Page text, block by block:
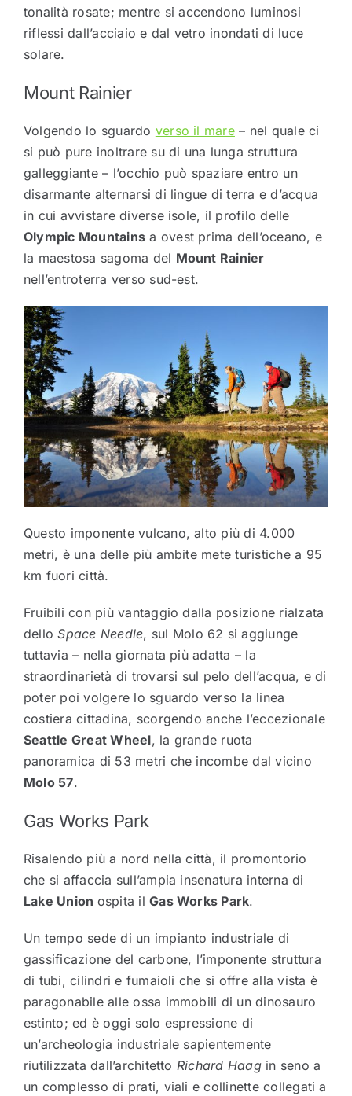
tonalità rosate; mentre si accendono luminosi
riflessi dall’acciaio e dal vetro inondati di luce
solare.
Mount Rainier
Volgendo lo sguardo verso il mare– nel quale ci
si può pure inoltrare su di una lunga struttura
galleggiante – l’occhio può spaziare entro un
disarmante alternarsi di lingue di terra e d’acqua
in cui avvistare diverse isole, il profilo delle
Olympic Mountains a ovest prima dell’oceano, e
la maestosa sagoma del Mount Rainier
nell’entroterra verso sud-est.
Questo imponente vulcano, alto più di 4.000
metri, è una delle più ambite mete turistiche a 95
km fuori città.
Fruibili con più vantaggio dalla posizione rialzata
delloSpace Needle, sul Molo 62 si aggiunge
tuttavia – nella giornata più adatta – la
straordinarietà di trovarsi sul pelo dell’acqua, e di
poter poi volgere lo sguardo verso la linea
costiera cittadina, scorgendo anche l’eccezionale
Seattle Great Wheel, la grande ruota
panoramica di 53 metri che incombe dal vicino
Molo 57.
Gas Works Park
Risalendo più a nord nella città, il promontorio
che si affaccia sull’ampia insenatura interna di
Lake Union ospita ilGas Works Park.
Un tempo sede di un impianto industriale di
gassificazione del carbone, l’imponente struttura
di tubi, cilindri e fumaioli che si offre alla vista è
paragonabile alle ossa immobili di un dinosauro
estinto; ed è oggi solo espressione di
un’archeologia industriale sapientemente
riutilizzata dall’architetto Richard Haagin seno a
un complesso di prati, viali e collinette collegati a